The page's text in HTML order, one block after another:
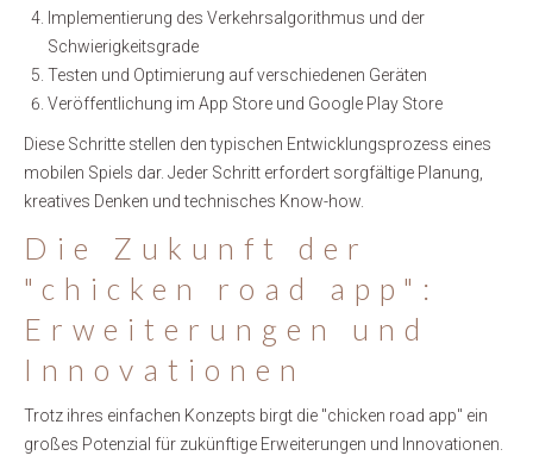
Implementierung des Verkehrsalgorithmus und der
Schwierigkeitsgrade
Testen und Optimierung auf verschiedenen Geräten
Veröffentlichung im App Store und Google Play Store
Diese Schritte stellen den typischen Entwicklungsprozess eines
mobilen Spiels dar. Jeder Schritt erfordert sorgfältige Planung,
kreatives Denken und technisches Know-how.
Die Zukunft der
"chicken road app":
Erweiterungen und
Innovationen
Trotz ihres einfachen Konzepts birgt die "chicken road app" ein
großes Potenzial für zukünftige Erweiterungen und Innovationen.